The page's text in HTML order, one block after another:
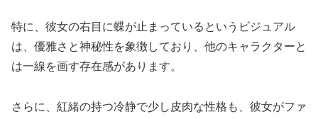
特に、彼女の右目に蝶が止まっているというビジュアル
は、優雅さと神秘性を象徴しており、他のキャラクターと
は一線を画す存在感があります。
さらに、紅緒の持つ冷静で少し皮肉な性格も、彼女がファ